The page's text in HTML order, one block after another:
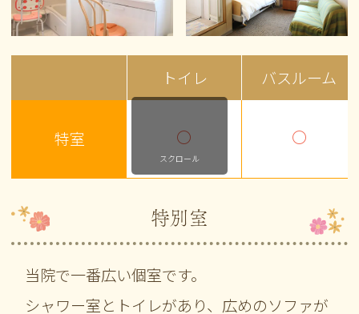
トイレ バスルーム
特室 〇 〇
スクロール
特別室
当院で一番広い個室です。
シャワー室とトイレがあり、広めのソファが